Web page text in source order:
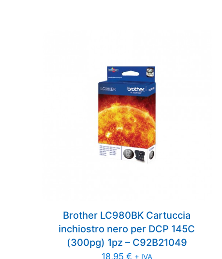
Brother LC980BK Cartuccia
inchiostro nero per DCP 145C
(300pg) 1pz – C92B21049
18,95 € + IVA